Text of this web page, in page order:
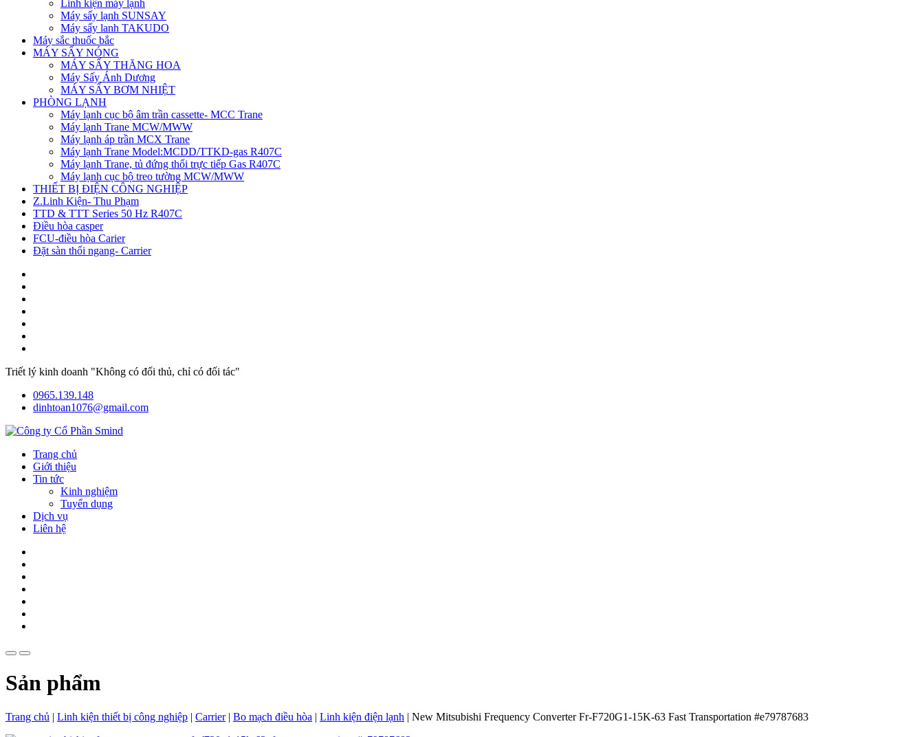
Linh kiện máy lạnh
Máy sấy lạnh SUNSAY
Máy sấy lanh TAKUDO
Máy sắc thuốc bắc
MÁY SẤY NÓNG
MÁY SẤY THĂNG HOA
Máy Sấy Ánh Dương
MÁY SẤY BƠM NHIỆT
PHÒNG LẠNH
Máy lạnh cục bộ âm trần cassette- MCC Trane
Máy lạnh Trane MCW/MWW
Máy lạnh áp trần MCX Trane
Máy lạnh Trane Model:MCDD/TTKD-gas R407C
Máy lạnh Trane, tủ đứng thổi trực tiếp Gas R407C
Máy lạnh cục bộ treo tường MCW/MWW
THIẾT BỊ ĐIỆN CÔNG NGHIỆP
Z.Linh Kiện- Thu Phạm
TTD & TTT Series 50 Hz R407C
Điều hòa casper
FCU-điều hòa Carier
Đặt sàn thổi ngang- Carrier
Triết lý kinh doanh "Không có đối thủ, chỉ có đối tác"
0965.139.148
dinhtoan1076@gmail.com
Trang chủ
Giới thiệu
Tin tức
Kinh nghiệm
Tuyển dụng
Dịch vụ
Liên hệ
Sản phẩm
Trang chủ | Linh kiện thiết bị công nghiệp | Carrier| Bo mạch điều hòa | Linh kiện điện lạnh | New Mitsubishi Frequency Converter Fr-F720G1-15K-63 Fast Transportation #e79787683